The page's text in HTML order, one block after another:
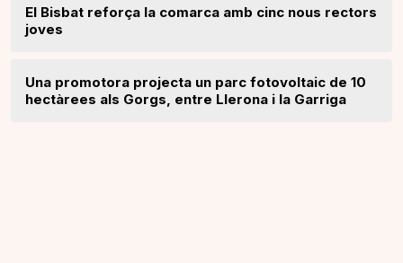
El Bisbat reforça la comarca amb cinc nous rectors
joves
Una promotora projecta un parc fotovoltaic de 10
hectàrees als Gorgs, entre Llerona i la Garriga